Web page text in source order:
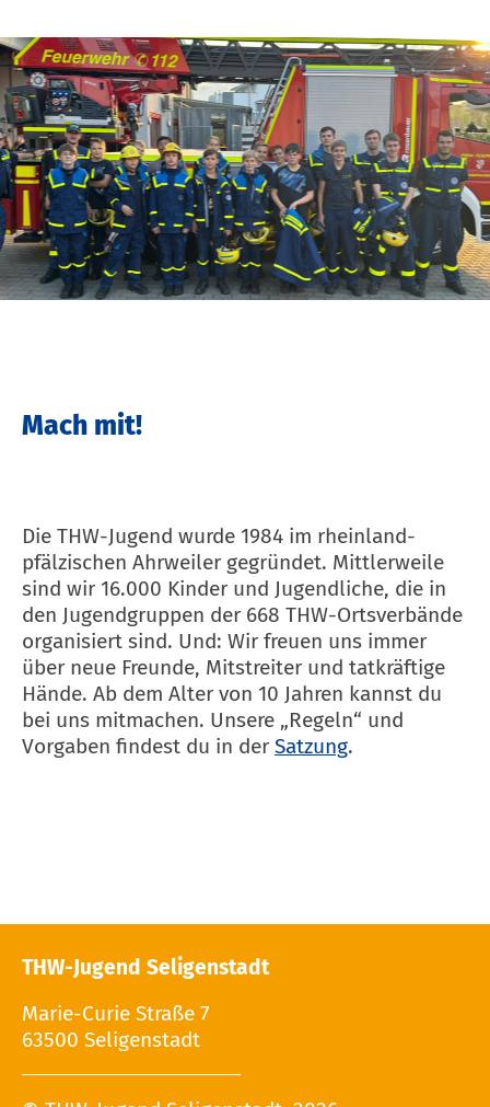
Mach mit!
Die THW-Jugend wurde 1984 im rheinland-
pfälzischen Ahrweiler gegründet. Mittlerweile
sind wir 16.000 Kinder und Jugendliche, die in
den Jugendgruppen der 668 THW-Ortsverbände
organisiert sind. Und: Wir freuen uns immer
über neue Freunde, Mitstreiter und tatkräftige
Hände. Ab dem Alter von 10 Jahren kannst du
bei uns mitmachen. Unsere „Regeln“ und
Vorgaben findest du in der Satzung.
THW-Jugend Seligenstadt
Marie-Curie Straße 7
63500 Seligenstadt